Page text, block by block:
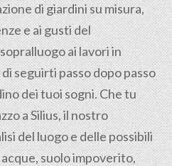
di giardini su misura,
e ai gusti del
ai lavori in
seguirti passo dopo passo
dei tuoi sogni. Che tu
a Silius, il nostro
del luogo e delle possibili
suolo impoverito,